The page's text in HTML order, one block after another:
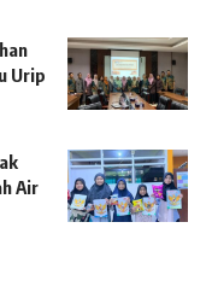
Urip
Air